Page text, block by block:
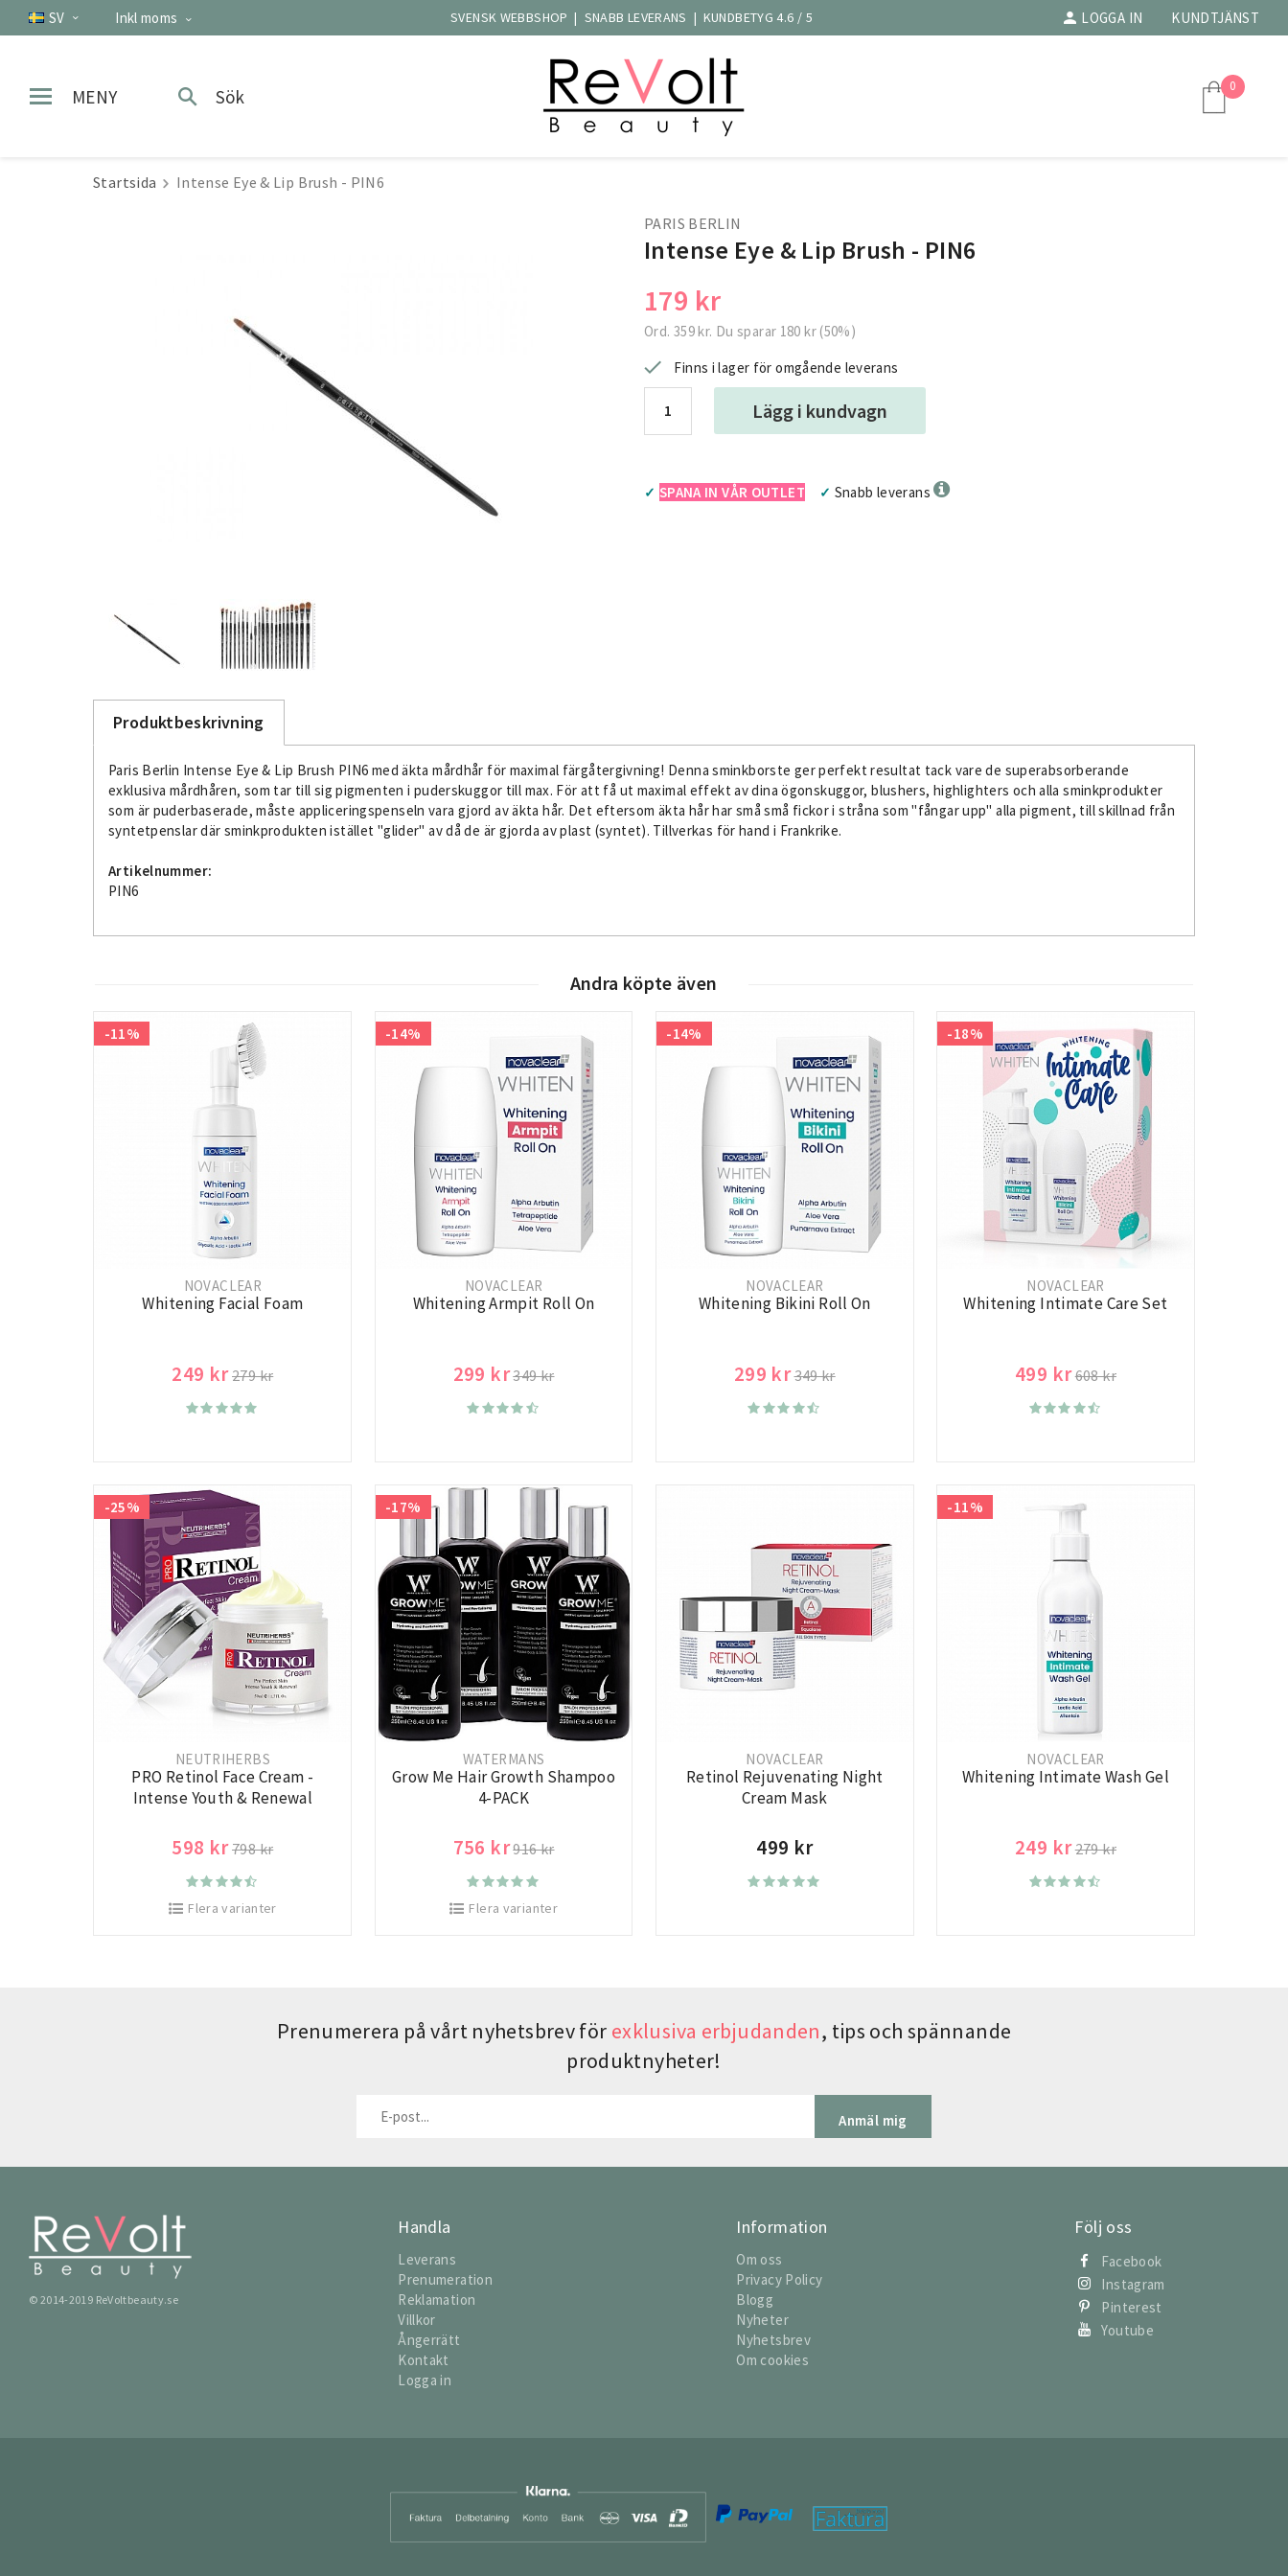
SV Inkl moms LOGGA IN KUNDTJÄNST
SVENSK WEBBSHOP | SNABB LEVERANS | KUNDBETYG 4.6 / 5
MENY Sök 0
Startsida Intense Eye & Lip Brush - PIN6
PARIS BERLIN
Intense Eye & Lip Brush - PIN6
179 kr
Ord. 359 kr. Du sparar 180 kr(50%)
Finns i lager för omgående leverans
Lägg i kundvagn
✓ SPANA IN VÅR OUTLET ✓ Snabb leverans
Produktbeskrivning
Paris Berlin Intense Eye & Lip Brush PIN6 med äkta mårdhår för maximal färgåtergivning! Denna sminkborste ger perfekt resultat tack vare de superabsorberande
exklusiva mårdhåren, som tar till sig pigmenten i puderskuggor till max. För att få ut maximal effekt av dina ögonskuggor, blushers, highlighters och alla sminkprodukter
som är puderbaserade, måste appliceringspenseln vara gjord av äkta hår. Det eftersom äkta hår har små små fickor i stråna som "fångar upp" alla pigment, till skillnad från
syntetpenslar där sminkprodukten istället "glider" av då de är gjorda av plast (syntet). Tillverkas för hand i Frankrike.
Artikelnummer:
PIN6
Andra köpte även
-11%
NOVACLEAR
Whitening Facial Foam
249 kr279 kr
-14%
NOVACLEAR
Whitening Armpit Roll On
299 kr349 kr
-14%
NOVACLEAR
Whitening Bikini Roll On
299 kr349 kr
-18%
NOVACLEAR
Whitening Intimate Care Set
499 kr608 kr
-25%
NEUTRIHERBS
PRO Retinol Face Cream -
Intense Youth & Renewal
598 kr798 kr
Flera varianter
-17%
WATERMANS
Grow Me Hair Growth Shampoo
4-PACK
756 kr916 kr
Flera varianter
NOVACLEAR
Retinol Rejuvenating Night
Cream Mask
499 kr
-11%
NOVACLEAR
Whitening Intimate Wash Gel
249 kr279 kr
Prenumerera på vårt nyhetsbrev för exklusiva erbjudanden, tips och spännande
produktnyheter!
Anmäl mig
© 2014-2019 ReVoltbeauty.se
Handla
Leverans
Prenumeration
Reklamation
Villkor
Ångerrätt
Kontakt
Logga in
Information
Om oss
Privacy Policy
Blogg
Nyheter
Nyhetsbrev
Om cookies
Följ oss
Facebook
Instagram
Pinterest
Youtube